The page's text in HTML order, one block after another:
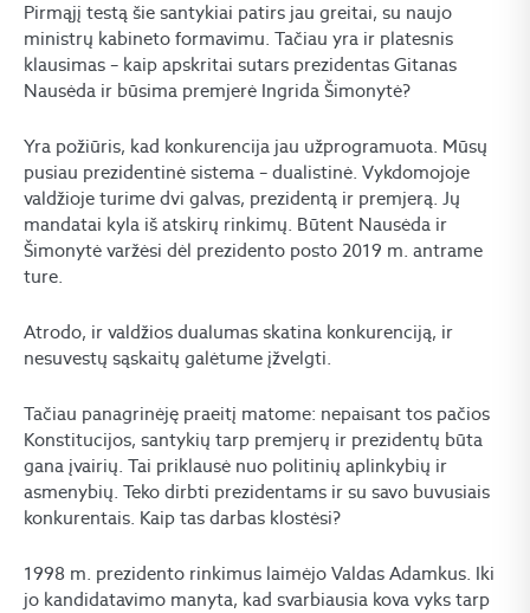
Pirmąjį testą šie santykiai patirs jau greitai, su naujo
ministrų kabineto formavimu. Tačiau yra ir platesnis
klausimas – kaip apskritai sutars prezidentas Gitanas
Nausėda ir būsima premjerė Ingrida Šimonytė?
Yra požiūris, kad konkurencija jau užprogramuota. Mūsų
pusiau prezidentinė sistema – dualistinė. Vykdomojoje
valdžioje turime dvi galvas, prezidentą ir premjerą. Jų
mandatai kyla iš atskirų rinkimų. Būtent Nausėda ir
Šimonytė varžėsi dėl prezidento posto 2019 m. antrame
ture.
Atrodo, ir valdžios dualumas skatina konkurenciją, ir
nesuvestų sąskaitų galėtume įžvelgti.
Tačiau panagrinėję praeitį matome: nepaisant tos pačios
Konstitucijos, santykių tarp premjerų ir prezidentų būta
gana įvairių. Tai priklausė nuo politinių aplinkybių ir
asmenybių. Teko dirbti prezidentams ir su savo buvusiais
konkurentais. Kaip tas darbas klostėsi?
1998 m. prezidento rinkimus laimėjo Valdas Adamkus. Iki
jo kandidatavimo manyta, kad svarbiausia kova vyks tarp